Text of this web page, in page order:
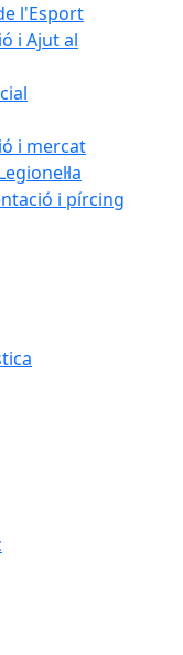
l'Esport
i Ajut al
i mercat
i pírcing